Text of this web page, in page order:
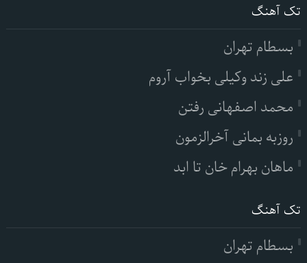
تک آهنگ
بسطام تهران
علی زند وکیلی بخواب آروم
محمد اصفهانی رفتن
روزبه بمانی آخرالزمون
ماهان بهرام خان تا ابد
تک آهنگ
بسطام تهران